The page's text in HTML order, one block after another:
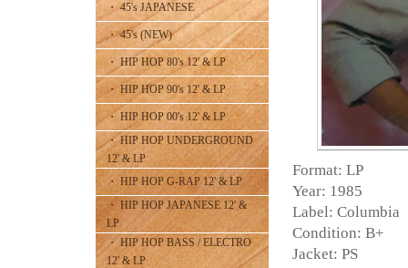
・ 45's JAPANESE
・ 45's (NEW)
・ HIP HOP 80's 12' & LP
・ HIP HOP 90's 12' & LP
・ HIP HOP 00's 12' & LP
・ HIP HOP UNDERGROUND
12' & LP
・ HIP HOP G-RAP 12' & LP
・ HIP HOP JAPANESE 12' &
LP
・ HIP HOP BASS / ELECTRO
12' & LP
Format: LP
Year: 1985
Label: Columbia
Condition: B+
Jacket: PS